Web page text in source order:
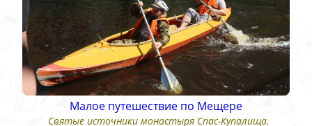
Малое путешествие по Мещере
Святые источники монастыря Спас-Купалища.